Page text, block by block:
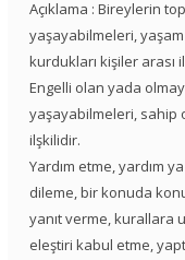
Açıklama : Bireylerin
yaşayabilmeleri,
kurdukları kişiler arası
Engelli olan yada
yaşayabilmeleri, sahip
ilşkilidir.
Yardım etme, yardım
dileme, bir konuda
yanıt verme, kurallara
eleştiri kabul etme,